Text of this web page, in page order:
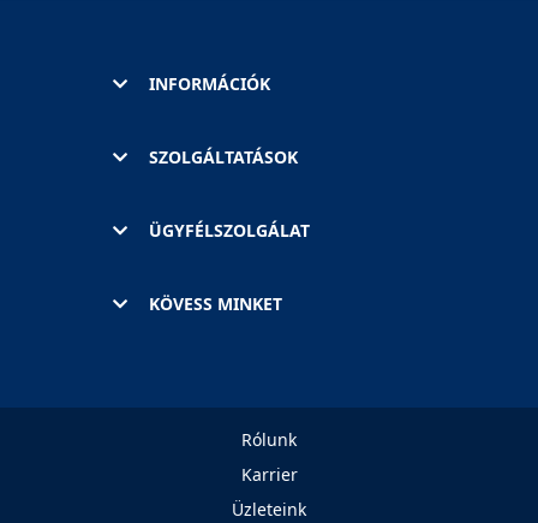
INFORMÁCIÓK
SZOLGÁLTATÁSOK
ÜGYFÉLSZOLGÁLAT
KÖVESS MINKET
Rólunk
Karrier
Üzleteink